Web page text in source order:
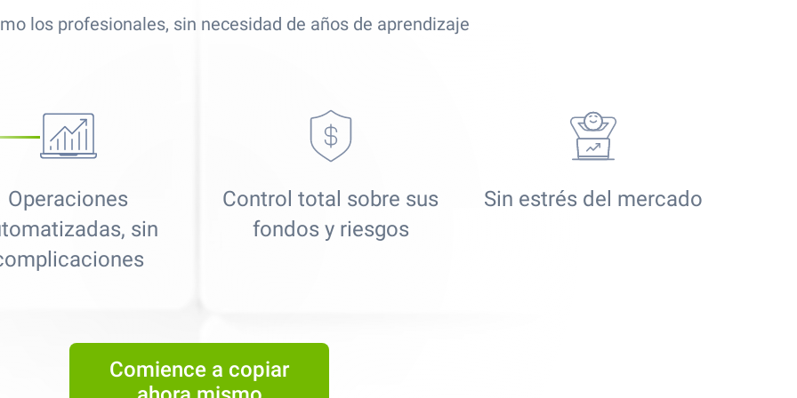
los profesionales, sin necesidad de años de aprendizaje
Operaciones
sin
Control total sobre sus
fondos y riesgos
Sin estrés del mercado
Comience a copiar